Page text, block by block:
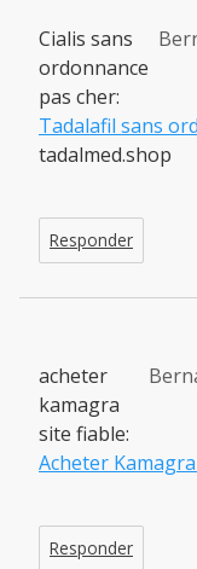
Cialis sans
ordonnance
pas cher:
Tadalafil sans
tadalmed.shop
Responder
acheter
kamagra
site fiable:
Acheter
Responder